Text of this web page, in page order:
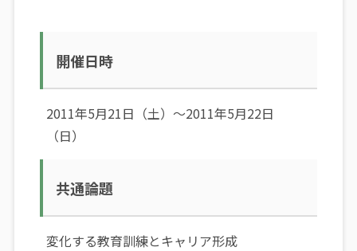
開催日時
2011年5月21日（土）～2011年5月22日
（日）
共通論題
変化する教育訓練とキャリア形成